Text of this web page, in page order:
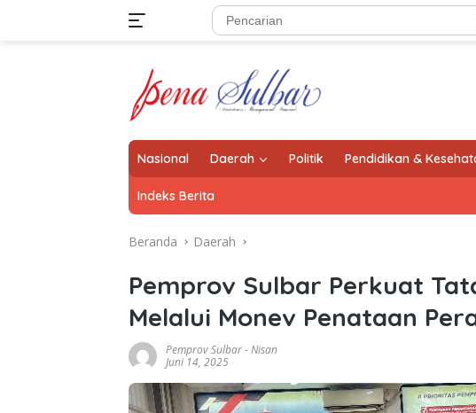
Nasional Daerah Politik Pendidikan &
Indeks Berita
Beranda Daerah
Pemprov Sulbar Perkuat
Melalui Monev Penataan
Pemprov Sulbar-Nisan
Juni 14, 2025